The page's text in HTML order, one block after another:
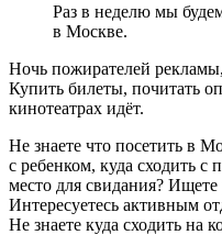
Раз в неделю мы
в Москве.
Ночь пожирателей
Купить билеты, почитать
кинотеатрах идёт.
Не знаете что посетить в
с ребенком, куда сходить
место для свидания?
Интересуетесь активным
Не знаете куда сходить на